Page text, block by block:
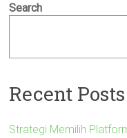
Search
Recent Posts
Strategi Memilih